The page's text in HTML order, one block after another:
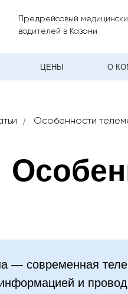
Предрейсовый
водителей в Казани
ЦЕНЫ О
/ Особенности
— современная
и